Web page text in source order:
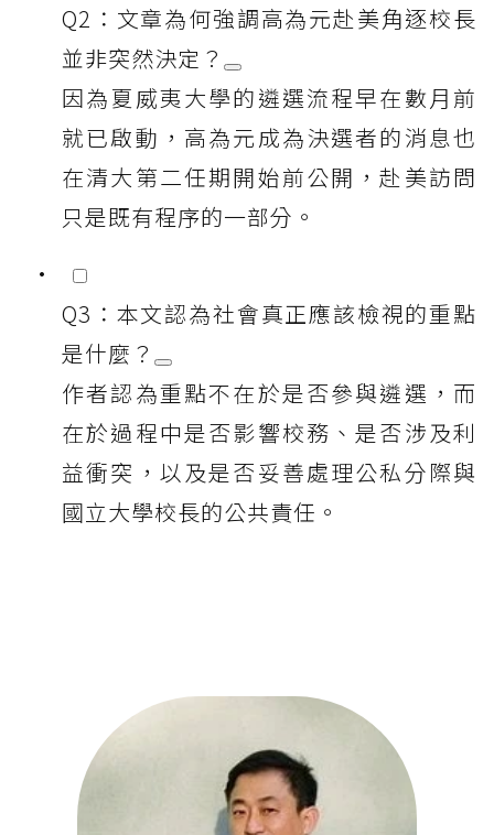
Q2：文章為何強調高為元赴美角逐校長
並非突然決定？
因為夏威夷大學的遴選流程早在數月前
就已啟動，高為元成為決選者的消息也
在清大第二任期開始前公開，赴美訪問
只是既有程序的一部分。
Q3：本文認為社會真正應該檢視的重點
是什麼？
作者認為重點不在於是否參與遴選，而
在於過程中是否影響校務、是否涉及利
益衝突，以及是否妥善處理公私分際與
國立大學校長的公共責任。